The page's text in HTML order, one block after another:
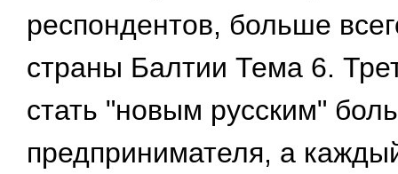
респондентов, больше
страны Балтии Тема 6.
стать "новым русским"
предпринимателя, а